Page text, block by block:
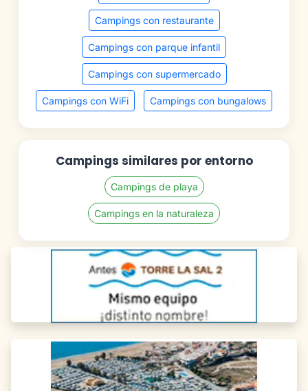
Campings con restaurante
Campings con parque infantil
Campings con supermercado
Campings con WiFi Campings con bungalows
Campings similares por entorno
Campings de playa
Campings en la naturaleza